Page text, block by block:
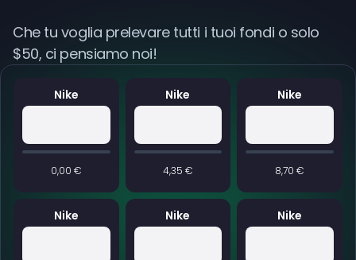
Nike
0,00 €
Nike
4,35 €
Nike
8,70 €
Nike Nike Nike
Che tu voglia prelevare tutti i tuoi fondi o solo
$50, ci pensiamo noi!